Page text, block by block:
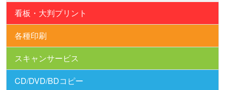
看板・大判プリント
各種印刷
スキャンサービス
CD/DVD/BDコピー